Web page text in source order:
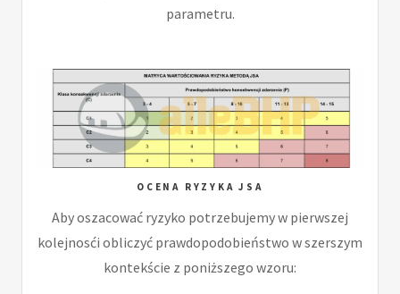
parametru.
OCENA RYZYKA JSA
Aby oszacować ryzyko potrzebujemy w pierwszej
kolejnosći obliczyć prawdopodobieństwo w szerszym
kontekście z poniższego wzoru: